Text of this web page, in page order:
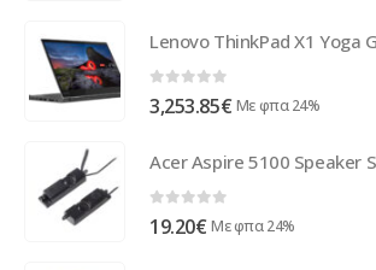
0 out of 5
3,253.85€ Με φπα 24%
Acer Aspire 5100 Speaker
0 out of 5
19.20€ Με φπα 24%